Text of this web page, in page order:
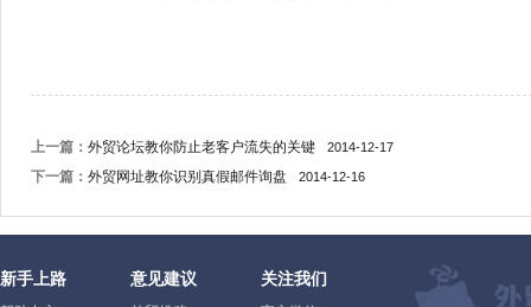
上一篇： 外贸论坛教你防止老客户流失的关键 2014-12-17
下一篇： 外贸网址教你识别真假邮件询盘 2014-12-16
新手上路 意见建议 关注我们